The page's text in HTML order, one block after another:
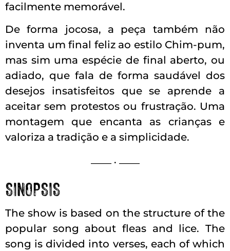
facilmente memorável.
De forma jocosa, a peça também não
inventa um final feliz ao estilo Chim-pum,
mas sim uma espécie de final aberto, ou
adiado, que fala de forma saudável dos
desejos insatisfeitos que se aprende a
aceitar sem protestos ou frustração. Uma
montagem que encanta as crianças e
valoriza a tradição e a simplicidade.
____ . ____
SINOPSIS
The show is based on the structure of the
popular song about fleas and lice. The
song is divided into verses, each of which